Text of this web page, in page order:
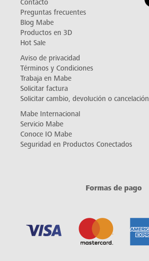
Contacto
Preguntas frecuentes
Blog Mabe
Productos en 3D
Hot Sale
Aviso de privacidad
Términos y Condiciones
Trabaja en Mabe
Solicitar factura
Solicitar cambio, devolución o cancelación
Mabe Internacional
Servicio Mabe
Conoce IO Mabe
Seguridad en Productos Conectados
Formas de pago